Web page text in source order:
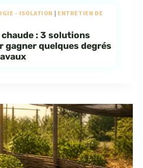
- ISOLATION | ENTRETIEN DE
: 3 solutions
gagner quelques degrés